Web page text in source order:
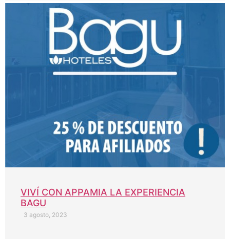
VIVÍ CON APPAMIA LA EXPERIENCIA
BAGU
3 agosto, 2023